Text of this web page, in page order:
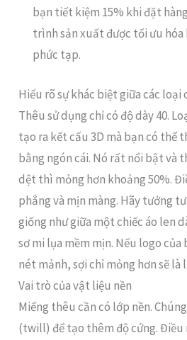
bạn tiết kiệm 15% khi đặt
trình sản xuất được tối ưu hóa
phức tạp.
Hiểu rõ sự khác biệt giữa các loại
Thêu sử dụng chỉ có độ dày 40.
tạo ra kết cấu 3D mà bạn có thể
bằng ngón cái. Nó rất nổi bật và
dệt thì mỏng hơn khoảng 50%.
phẳng và mịn màng. Hãy tưởng
giống như giữa một chiếc áo len
sơ mi lụa mềm mịn. Nếu logo của
nét mảnh, sợi chỉ mỏng hơn sẽ
Vai trò của vật liệu nền
Miếng thêu cần có lớp nền.
(twill) để tạo thêm độ cứng. Điều